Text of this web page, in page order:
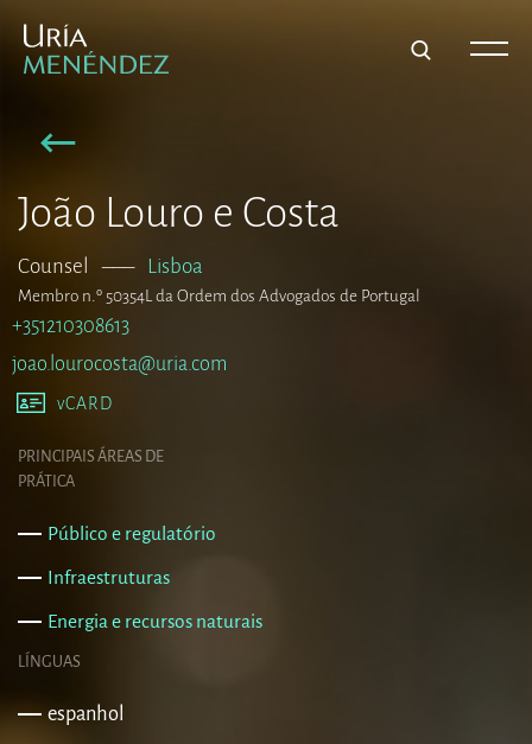
João Louro e Costa
Counsel ––– Lisboa
Membro n.º 50354L da Ordem dos Advogados de Portugal
+351210308613
joao.lourocosta@uria.com
vCARD
PRINCIPAIS ÁREAS DE
PRÁTICA
Público e regulatório
Infraestruturas
Energia e recursos naturais
LÍNGUAS
espanhol